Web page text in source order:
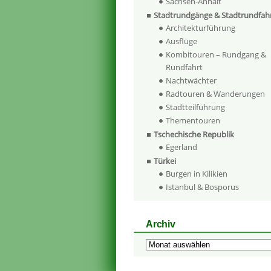
Stadtrundgänge &
Architekturführung
Ausflüge
Kombitouren – Rundgang &
Rundfahrt
Nachtwächter
Radtouren & Wanderungen
Stadtteilführung
Thementouren
Tschechische Republik
Egerland
Türkei
Burgen in Kilikien
Istanbul & Bosporus
Archiv
Archiv